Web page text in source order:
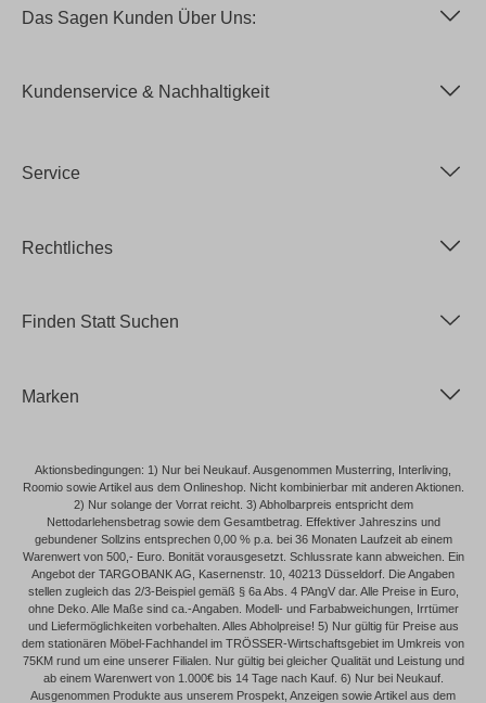
Das Sagen Kunden Über Uns:
Kundenservice & Nachhaltigkeit
Service
Rechtliches
Finden Statt Suchen
Marken
Aktionsbedingungen: 1) Nur bei Neukauf. Ausgenommen Musterring, Interliving,
Roomio sowie Artikel aus dem Onlineshop. Nicht kombinierbar mit anderen Aktionen.
2) Nur solange der Vorrat reicht. 3) Abholbarpreis entspricht dem
Nettodarlehensbetrag sowie dem Gesamtbetrag. Effektiver Jahreszins und
gebundener Sollzins entsprechen 0,00 % p.a. bei 36 Monaten Laufzeit ab einem
Warenwert von 500,- Euro. Bonität vorausgesetzt. Schlussrate kann abweichen. Ein
Angebot der TARGOBANK AG, Kasernenstr. 10, 40213 Düsseldorf. Die Angaben
stellen zugleich das 2/3-Beispiel gemäß § 6a Abs. 4 PAngV dar. Alle Preise in Euro,
ohne Deko. Alle Maße sind ca.-Angaben. Modell- und Farbabweichungen, Irrtümer
und Liefermöglichkeiten vorbehalten. Alles Abholpreise! 5) Nur gültig für Preise aus
dem stationären Möbel-Fachhandel im TRÖSSER-Wirtschaftsgebiet im Umkreis von
75KM rund um eine unserer Filialen. Nur gültig bei gleicher Qualität und Leistung und
ab einem Warenwert von 1.000€ bis 14 Tage nach Kauf. 6) Nur bei Neukauf.
Ausgenommen Produkte aus unserem Prospekt, Anzeigen sowie Artikel aus dem